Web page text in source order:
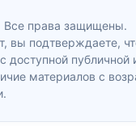
Все права защищены.
вы подтверждаете,
доступной
материалов с